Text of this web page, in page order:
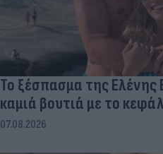
Το ξέσπασμα της Ελένης
καμιά βουτιά με το
07.08.2026